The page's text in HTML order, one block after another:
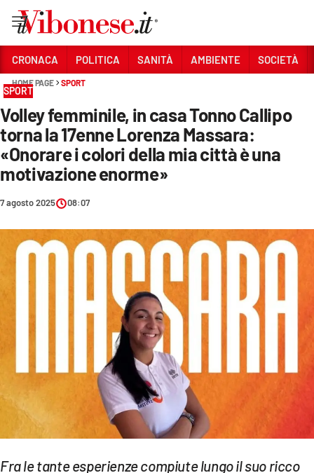
Sezioni
CRONACA
POLITICA
SANITÀ
AMBIENTE
SOCIETÀ
ECONOMIA E LAVORO
EVENTI
Streaming
LAC TV
CRONACA POLITICA SANITÀ AMBIENTE SOCIETÀ
HOME PAGE SPORT
SPORT
Volley femminile, in casa Tonno Callipo
torna la 17enne Lorenza Massara:
«Onorare i colori della mia città è una
motivazione enorme»
7 agosto 2025 08:07
Fra le tante esperienze compiute lungo il suo ricco